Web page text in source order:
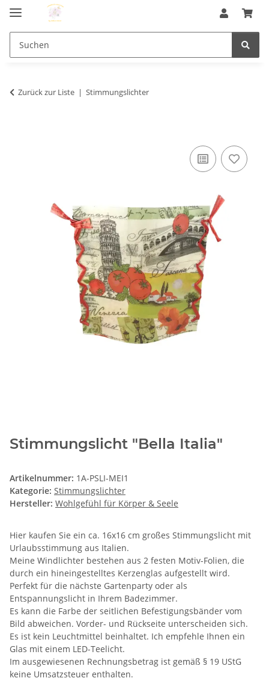
Zurück zur Liste Stimmungslichter
Stimmungslicht "Bella Italia"
Artikelnummer: 1A-PSLI-MEI1
Kategorie: Stimmungslichter
Hersteller: Wohlgefühl für Körper & Seele
Hier kaufen Sie ein ca. 16x16 cm großes Stimmungslicht mit
Urlaubsstimmung aus Italien.
Meine Windlichter bestehen aus 2 festen Motiv-Folien, die
durch ein hineingestelltes Kerzenglas aufgestellt wird.
Perfekt für die nächste Gartenparty oder als
Entspannungslicht in Ihrem Badezimmer.
Es kann die Farbe der seitlichen Befestigungsbänder vom
Bild abweichen. Vorder- und Rückseite unterscheiden sich.
Es ist kein Leuchtmittel beinhaltet. Ich empfehle Ihnen ein
Glas mit einem LED-Teelicht.
Im ausgewiesenen Rechnungsbetrag ist gemäß § 19 UStG
keine Umsatzsteuer enthalten.